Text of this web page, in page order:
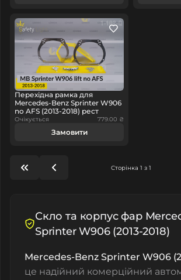
Перехідна рамка для
Mercedes-Benz Sprinter W906
no AFS (2013-2018) рест
Очікується 779.00 ₴
Замовити
Сторінка 1 з 1
Скло та корпус фар
Sprinter W906 (2013-2018)
Mercedes-Benz Sprinter W906
це надійний комерційний